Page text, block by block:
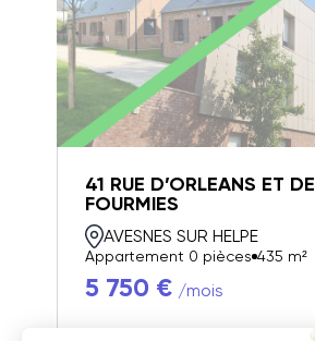
41 RUE D’ORLEANS ET DE
FOURMIES
AVESNES SUR HELPE
Appartement 0 pièces 435 m²
5 750 € /mois